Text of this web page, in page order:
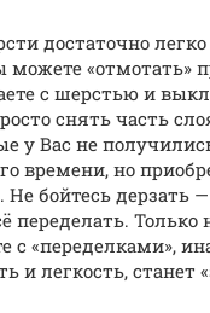
достаточно
«отмотать»
с шерстью и
снять часть
у Вас не
времени, но
бойтесь дерзать —
переделать. Только
с «переделками»,
и легкость, станет